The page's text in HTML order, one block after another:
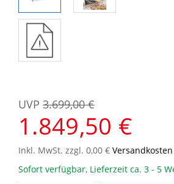
1.849,50 €
UVP 3.699,00 €
Inkl. MwSt. zzgl. 0,00 € Versandkosten
Sofort verfügbar, Lieferzeit ca. 3 - 5